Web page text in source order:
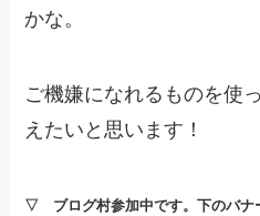
かな。
ご機嫌になれるものを使
えたいと思います！
▽ ブログ村参加中です。下のバナ